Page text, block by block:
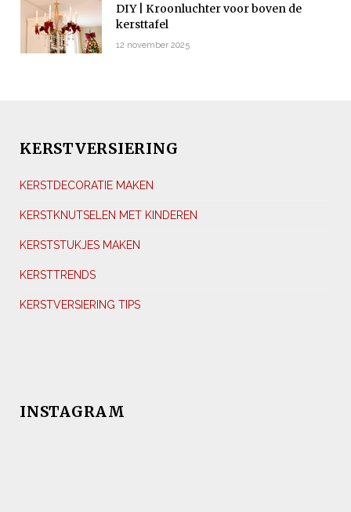
DIY | Kroonluchter voor boven de
kersttafel
12 november 2025
KERSTVERSIERING
KERSTDECORATIE MAKEN
KERSTKNUTSELEN MET KINDEREN
KERSTSTUKJES MAKEN
KERSTTRENDS
KERSTVERSIERING TIPS
INSTAGRAM